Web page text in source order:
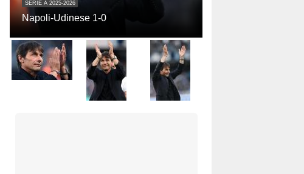
SERIE A 2025-2026
Napoli-Udinese 1-0